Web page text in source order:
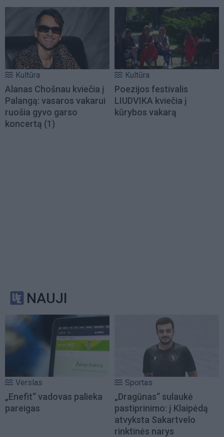
Kultūra
Alanas Chošnau kviečia į
Palangą: vasaros vakarui
ruošia gyvo garso
koncertą (1)
Kultūra
Poezijos festivalis
LIUDVIKA kviečia į
kūrybos vakarą
NAUJI
Verslas
„Enefit“ vadovas palieka
pareigas
Sportas
„Dragūnas“ sulaukė
pastiprinimo: į Klaipėdą
atvyksta Sakartvelo
rinktinės narys